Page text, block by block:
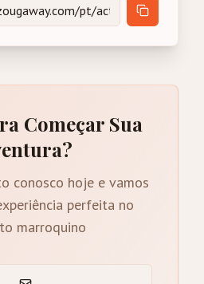
Começar Sua
conosco hoje e vamos
perfeita no
marroquino